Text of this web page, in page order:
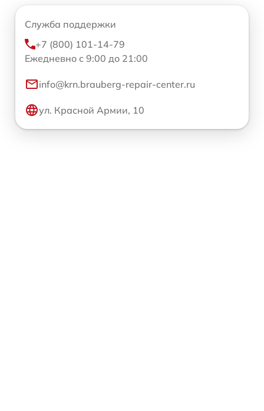
Служба поддержки
+7 (800) 101-14-79
Ежедневно с 9:00 до 21:00
info@krn.brauberg-repair-center.ru
ул. Красной Армии, 10